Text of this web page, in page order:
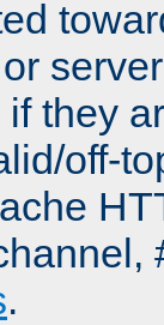
they
off-
.